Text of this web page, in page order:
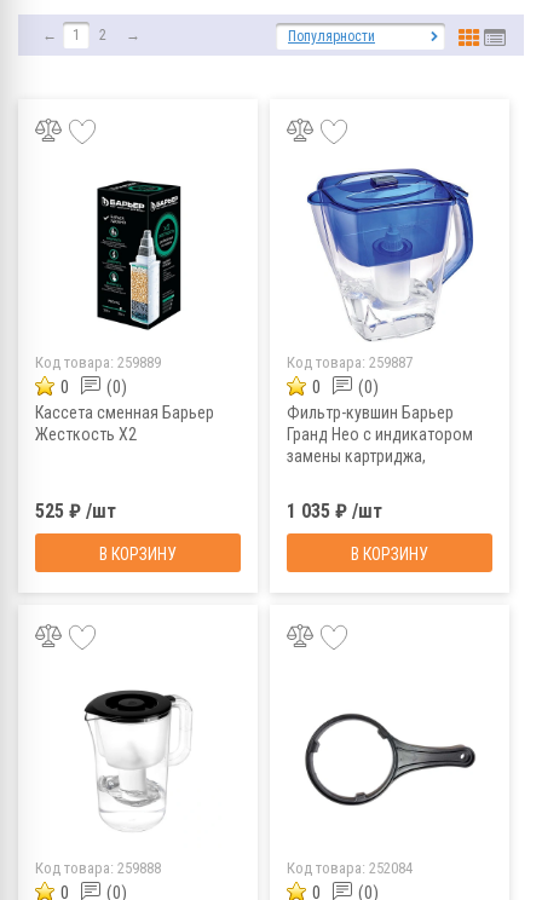
← 1 2 → Популярности
Код товара: 259889
0 (0)
Кассета сменная Барьер
Жесткость Х2
525 ₽ /шт
В КОРЗИНУ
Код товара: 259887
0 (0)
Фильтр-кувшин Барьер
Гранд Нео с индикатором
замены картриджа,
1 035 ₽ /шт
В КОРЗИНУ
Код товара: 259888
0 (0)
Код товара: 252084
0 (0)